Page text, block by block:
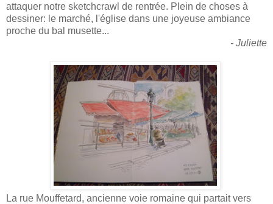
attaquer notre sketchcrawl de rentrée. Plein de choses à
dessiner: le marché, l'église dans une joyeuse ambiance
proche du bal musette...
- Juliette
La rue Mouffetard, ancienne voie romaine qui partait vers